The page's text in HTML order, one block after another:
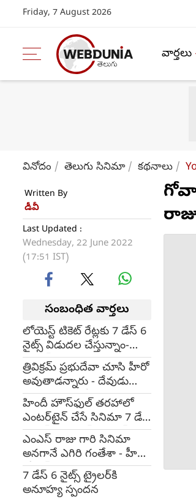
Friday, 7 August 2026
వార్తలు
వినోదం తెలుగు సినిమా కథనాలు
Written By
డీవీ
Last Updated :
Wednesday, 22 June 2022
(17:51 IST)
సంబంధిత వార్తలు
లోయెస్ట్ టికెట్ రేట్లకు 7 డేస్ 6
నైట్స్ విడుదల చేస్తున్నాం-
ఎంఎస్ రాజు
త్రివిక్రమ్ ప్రభుదేవా చూసి హీరో
అవుతాడ‌న్నారు - దేవుడు
వ‌ర‌మిస్తే అదే కోరుకుంటా-
సుమంత్ అశ్విన్
హిందీ హౌస్‌ఫుల్ తరహాలో
ఎంట‌ర్‌టైన్ చేసే సినిమా 7 డేస్
6 నైట్స్ - మెహర్ చాహల్
ఎంఎస్ రాజు గారి సినిమా
అనగానే ఎగిరి గంతేశా - హీరో
రోహన్
7 డేస్ 6 నైట్స్ ట్రైలర్‌కి
అనూహ్య స్పందన